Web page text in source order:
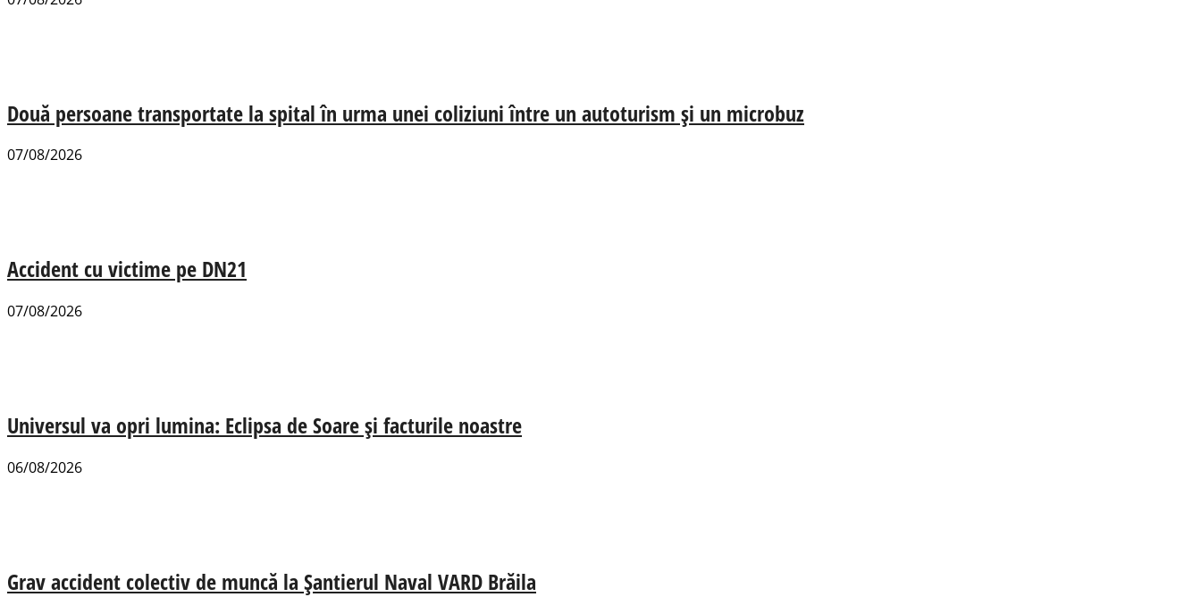
Două persoane transportate la spital în urma unei coliziuni între un autoturism și un microbuz
07/08/2026
Accident cu victime pe DN21
07/08/2026
Universul va opri lumina: Eclipsa de Soare și facturile noastre
06/08/2026
Grav accident colectiv de muncă la Șantierul Naval VARD Brăila